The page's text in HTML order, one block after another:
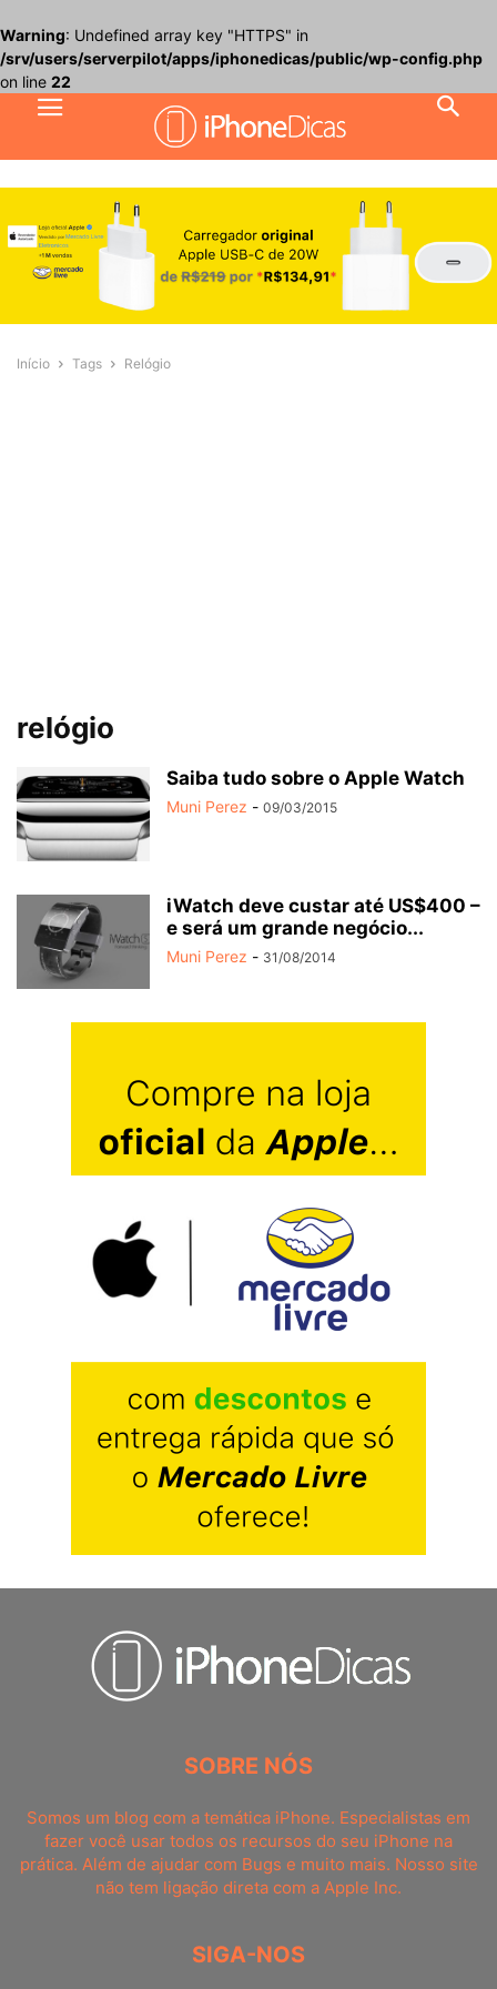
Warning: Undefined array key "HTTPS" in
/srv/users/serverpilot/apps/iphonedicas/public/wp-config.php
on line 22
Início Tags Relógio
relógio
Saiba tudo sobre o Apple Watch
Muni Perez - 09/03/2015
iWatch deve custar até US$400 –
e será um grande negócio...
Muni Perez - 31/08/2014
SOBRE NÓS
Somos um blog com a temática iPhone. Especialistas em
fazer você usar todos os recursos do seu iPhone na
prática. Além de ajudar com Bugs e muito mais. Nosso site
não tem ligação direta com a Apple Inc.
SIGA-NOS